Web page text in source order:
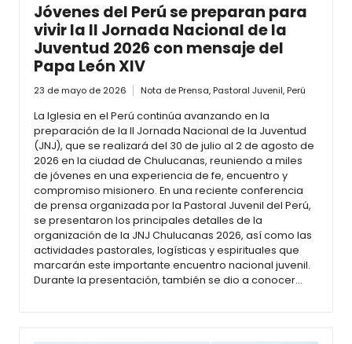
Jóvenes del Perú se preparan para
vivir la II Jornada Nacional de la
Juventud 2026 con mensaje del
Papa León XIV
23 de mayo de 2026 Nota de Prensa,Pastoral Juvenil,Perú
La Iglesia en el Perú continúa avanzando en la
preparación de la II Jornada Nacional de la Juventud
(JNJ), que se realizará del 30 de julio al 2 de agosto de
2026 en la ciudad de Chulucanas, reuniendo a miles
de jóvenes en una experiencia de fe, encuentro y
compromiso misionero. En una reciente conferencia
de prensa organizada por la Pastoral Juvenil del Perú,
se presentaron los principales detalles de la
organización de la JNJ Chulucanas 2026, así como las
actividades pastorales, logísticas y espirituales que
marcarán este importante encuentro nacional juvenil.
Durante la presentación, también se dio a conocer…